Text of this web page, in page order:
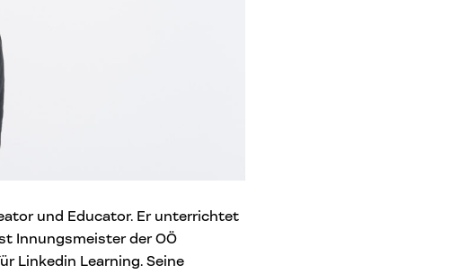
und Educator. Er unterrichtet
Innungsmeister der OÖ
Linkedin Learning. Seine